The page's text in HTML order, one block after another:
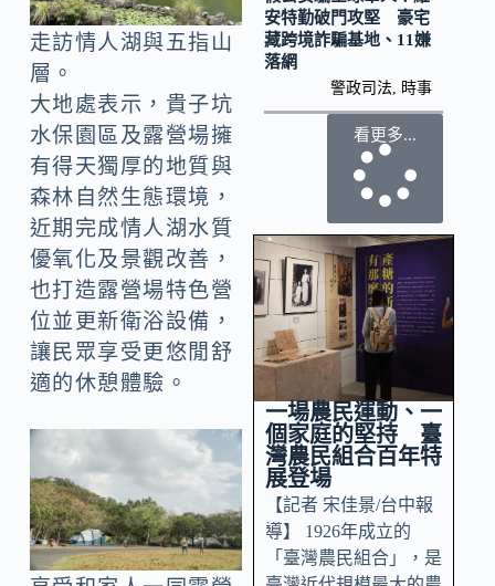
走訪情人湖與五指山
層。
大地處表示，貴子坑
水保園區及露營場擁
有得天獨厚的地質與
森林自然生態環境，
近期完成情人湖水質
優氧化及景觀改善，
也打造露營場特色營
位並更新衛浴設備，
讓民眾享受更悠閒舒
適的休憩體驗。
安特勤破門攻堅 豪宅
藏跨境詐騙基地、11嫌
落網
警政司法 時事
看更多...
一場農民運動、一
個家庭的堅持 臺
灣農民組合百年特
展登場
【記者 宋佳景/台中報
導】 1926年成立的
「臺灣農民組合」，是